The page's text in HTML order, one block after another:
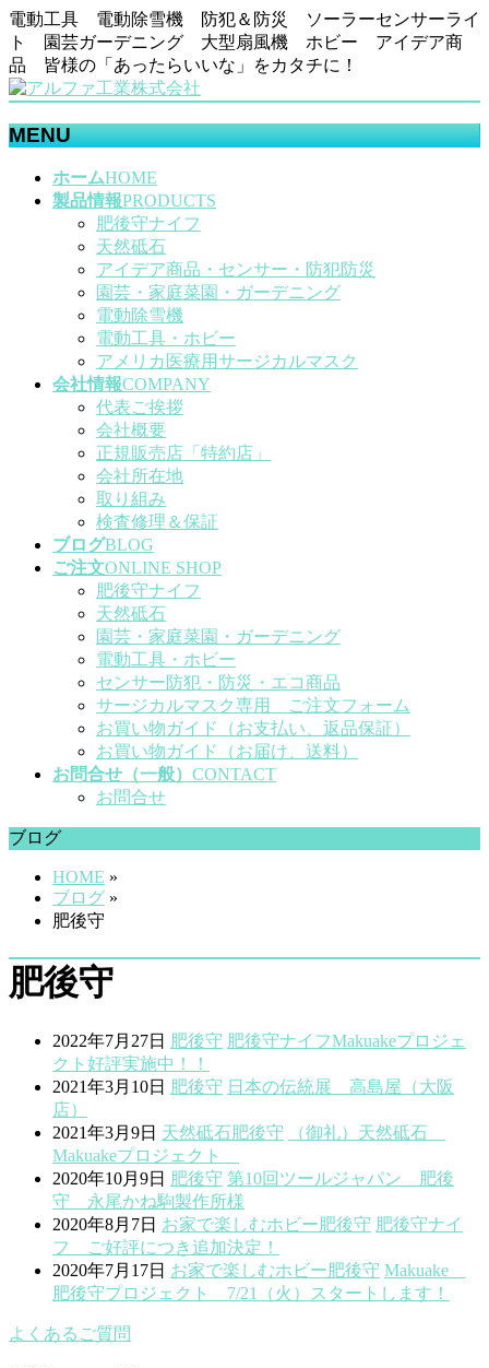
電動工具 電動除雪機 防犯＆防災 ソーラーセンサーライ
ト 園芸ガーデニング 大型扇風機 ホビー アイデア商
品 皆様の「あったらいいな」をカタチに！
MENU
ホームHOME
製品情報PRODUCTS
肥後守ナイフ
天然砥石
アイデア商品・センサー・防犯防災
園芸・家庭菜園・ガーデニング
電動除雪機
電動工具・ホビー
アメリカ医療用サージカルマスク
会社情報COMPANY
代表ご挨拶
会社概要
正規販売店「特約店」
会社所在地
取り組み
検査修理＆保証
ブログBLOG
ご注文ONLINE SHOP
肥後守ナイフ
天然砥石
園芸・家庭菜園・ガーデニング
電動工具・ホビー
センサー防犯・防災・エコ商品
サージカルマスク専用 ご注文フォーム
お買い物ガイド（お支払い、返品保証）
お買い物ガイド（お届け、送料）
お問合せ（一般） CONTACT
お問合せ
ブログ
HOME »
ブログ »
肥後守
肥後守
2022年7月27日 肥後守 肥後守ナイフMakuakeプロジェ
クト好評実施中！！
2021年3月10日
肥後守 日本の伝統展 高島屋（大阪
店）
2021年3月9日 天然砥石肥後守
（御礼）天然砥石
Makuakeプロジェクト
2020年10月9日
肥後守 第10回ツールジャパン 肥後
守 永尾かね駒製作所様
2020年8月7日 お家で楽しむホビー 肥後守 肥後守ナイ
フ ご好評につき追加決定！
2020年7月17日 お家で楽しむホビー 肥後守 Makuake
肥後守プロジェクト 7/21（火）スタートします！
よくあるご質問